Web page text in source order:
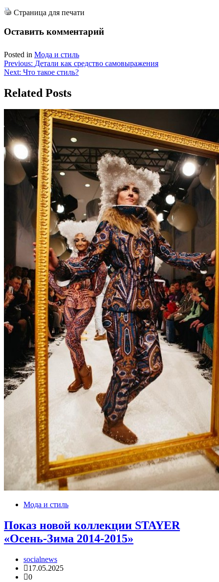
Страница для печати
Оставить комментарий
Posted in Мода и стиль
Навигация
по
записям
Previous: Детали как средство самовыражения
Next: Что такое стиль?
Related Posts
Мода и стиль
Показ новой коллекции STAYER
«Осень-Зима 2014-2015»
socialnews
17.05.2025
0